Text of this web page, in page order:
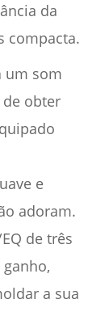
da
compacta.
um som
obter
e
adoram.
de três
a sua